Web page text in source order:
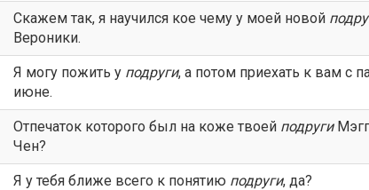
Скажем так, я научился кое чему у моей новой
Вероники.
Я могу пожить у подруги, а потом приехать к вам с
июне.
Отпечаток которого был на коже твоей подруги
Чен?
Я у тебя ближе всего к понятию подруги, да?